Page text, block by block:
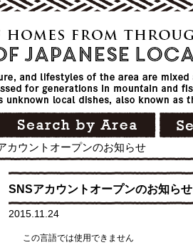
カウントオープンのお知らせ
SNSアカウントオープンのお知らせ
2015.11.24
この言語では使用できません